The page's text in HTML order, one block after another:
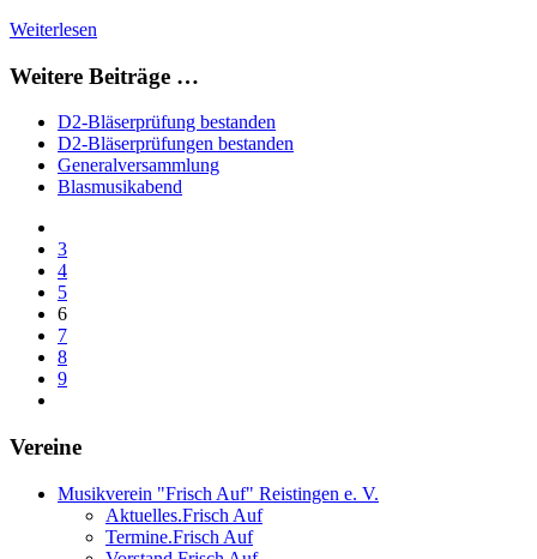
Weiterlesen
Weitere Beiträge …
D2-Bläserprüfung bestanden
D2-Bläserprüfungen bestanden
Generalversammlung
Blasmusikabend
3
4
5
6
7
8
9
Vereine
Musikverein "Frisch Auf" Reistingen e. V.
Aktuelles.Frisch Auf
Termine.Frisch Auf